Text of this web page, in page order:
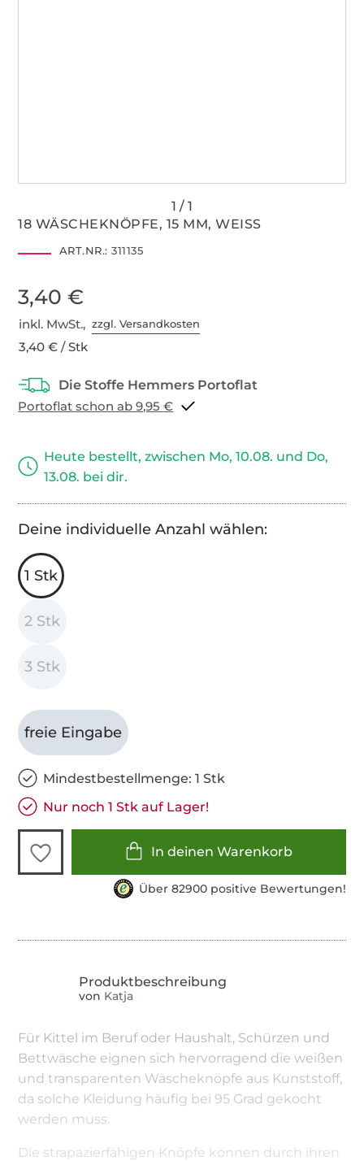
18 WÄSCHEKNÖPFE, 15 MM, WEISS
ART.NR.: 311135
3,40 €
inkl. MwSt.,zzgl. Versandkosten
3,40 € / Stk
Portoflat schon ab 9,95 €
Heute bestellt, zwischen Mo, 10.08. und Do,
13.08. bei dir.
Deine individuelle Anzahl wählen:
1 Stk
2 Stk
3 Stk
freie Eingabe
Mindestbestellmenge: 1 Stk
Nur noch 1 Stk auf Lager!
In deinen Warenkorb
Über 82900 positive Bewertungen!
von Katja
Für Kittel im Beruf oder Haushalt, Schürzen und
Bettwäsche eignen sich hervorragend die weißen
und transparenten Wäscheknöpfe aus Kunststoff,
da solche Kleidung häufig bei 95 Grad gekocht
werden muss.
Die strapazierfähigen Knöpfe können durch ihren